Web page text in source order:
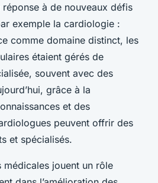
à de nouveaux défis
exemple la cardiologie :
comme domaine distinct, les
étaient gérés de
souvent avec des
grâce à la
et des
peuvent offrir des
et spécialisés.
médicales jouent un rôle